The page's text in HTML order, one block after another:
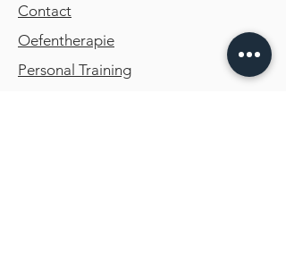
HULP NODIG?
Contact
Oefentherapie